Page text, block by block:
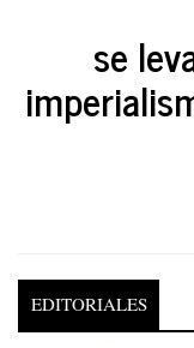
se
EDITORIALES